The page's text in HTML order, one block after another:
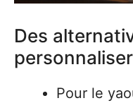
Des
Pour le